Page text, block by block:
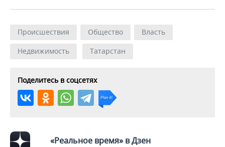
Происшествия Общество
Власть
Недвижимость
Татарстан
Поделитесь в соцсетях
«Реальное время» в Дзен